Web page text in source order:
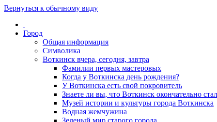
Вернуться к обычному виду
Город
Общая информация
Символика
Воткинск вчера, сегодня, завтра
Фамилии первых мастеровых
Когда у Воткинска день рождения?
У Воткинска есть свой покровитель
Знаете ли вы, что Воткинск окончательно
Музей истории и культуры города Воткинска
Водная жемчужина
Зеленый мир старого города